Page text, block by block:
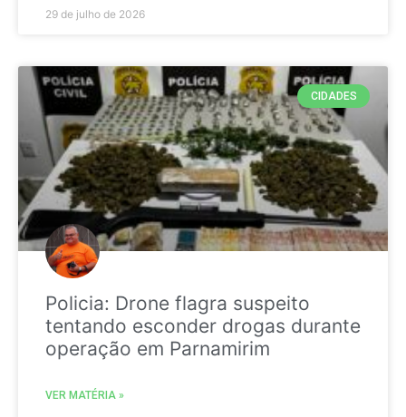
29 de julho de 2026
CIDADES
Policia: Drone flagra suspeito
tentando esconder drogas durante
operação em Parnamirim
VER MATÉRIA »